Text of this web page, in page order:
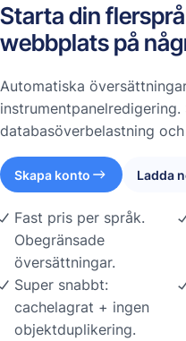
Starta din
webbplats på
Automatiska
instrumentpanelredigering.
databasöverbelastning
Skapa konto Ladda
Fast pris per språk.
Obegränsade
översättningar.
Super snabbt:
cachelagrat + ingen
objektduplikering.